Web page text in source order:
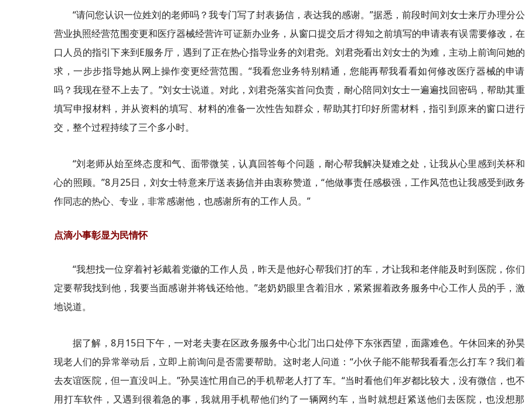
“请问您认识一位姓刘的老师吗？我专门写了封表扬信，表达我的感谢。”据悉，前段时间刘女士来厅办理分
营业执照经营范围变更和医疗器械经营许可证新办业务，从窗口提交后才得知之前填写的申请表有误需要修改，
口人员的指引下来到E服务厅，遇到了正在热心指导业务的刘君尧。刘君尧看出刘女士的为难，主动上前询问她
求，一步步指导她从网上操作变更经营范围。“我看您业务特别精通，您能再帮我看看如何修改医疗器械的申
吗？我现在登不上去了。”刘女士说道。对此，刘君尧落实首问负责，耐心陪同刘女士一遍遍找回密码，帮助其
填写申报材料，并从资料的填写、材料的准备一次性告知群众，帮助其打印好所需材料，指引到原来的窗口进
交，整个过程持续了三个多小时。
“刘老师从始至终态度和气、面带微笑，认真回答每个问题，耐心帮我解决疑难之处，让我从心里感到关杯
心的照顾。”8月25日，刘女士特意来厅送表扬信并由衷称赞道，“他做事责任感极强，工作风范也让我感受到政
作同志的热心、专业，非常感谢他，也感谢所有的工作人员。”
点滴小事彰显为民情怀
“我想找一位穿着衬衫戴着党徽的工作人员，昨天是他好心帮我们打的车，才让我和老伴能及时到医院，你
定要帮我找到他，我要当面感谢并将钱还给他。”老奶奶眼里含着泪水，紧紧握着政务服务中心工作人员的手，
地说道。
据了解，8月15日下午，一对老夫妻在区政务服务中心北门出口处停下东张西望，面露难色。午休回来的孙
现老人们的异常举动后，立即上前询问是否需要帮助。这时老人问道：“小伙子能不能帮我看看怎么打车？我们
去友谊医院，但一直没叫上。”孙昊连忙用自己的手机帮老人打了车。“当时看他们年岁都比较大，没有微信，也
用打车软件，又遇到很着急的事，我就用手机帮他们约了一辆网约车，当时就想赶紧送他们去医院，也没想